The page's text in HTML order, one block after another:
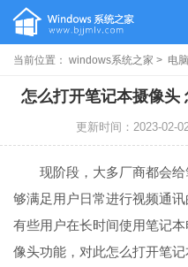
当前位置： windows系统之家 > 电
怎么打开笔记本摄像头
更新时间：2023-02-
现阶段，大多厂商都会给
够满足用户日常进行视频通
有些用户在长时间使用笔记
像头功能，对此怎么打开笔